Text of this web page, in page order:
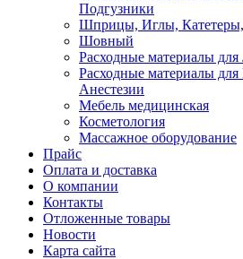
Подгузники
Шприцы, Иглы,
Шовный
Расходные материалы
Расходные материалы
Анестезии
Мебель медицинская
Косметология
Массажное оборудование
Прайс
Оплата и доставка
О компании
Контакты
Отложенные товары
Новости
Карта сайта